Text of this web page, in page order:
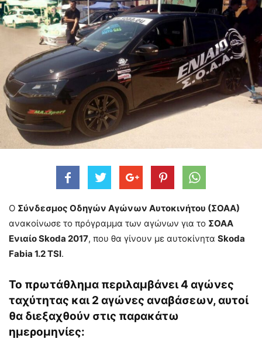
Ο Σύνδεσμος Οδηγών Αγώνων Αυτοκινήτου (ΣΟΑΑ)
ανακοίνωσε το πρόγραμμα των αγώνων για το ΣΟΑΑ
Ενιαίο Skoda 2017, που θα γίνουν με αυτοκίνητα Skoda
Fabia 1.2 TSI.
Το πρωτάθλημα περιλαμβάνει 4 αγώνες
ταχύτητας και 2 αγώνες αναβάσεων, αυτοί
θα διεξαχθούν στις παρακάτω
ημερομηνίες: